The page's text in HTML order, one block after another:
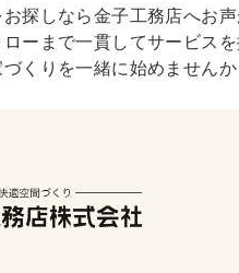
探しなら金子工務店へお声
ーまで一貫してサービスを
くりを一緒に始めませんか